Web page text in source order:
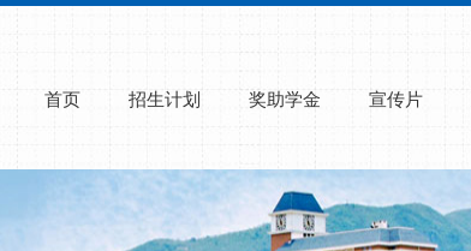
首页 招生计划 奖助学金 宣传片